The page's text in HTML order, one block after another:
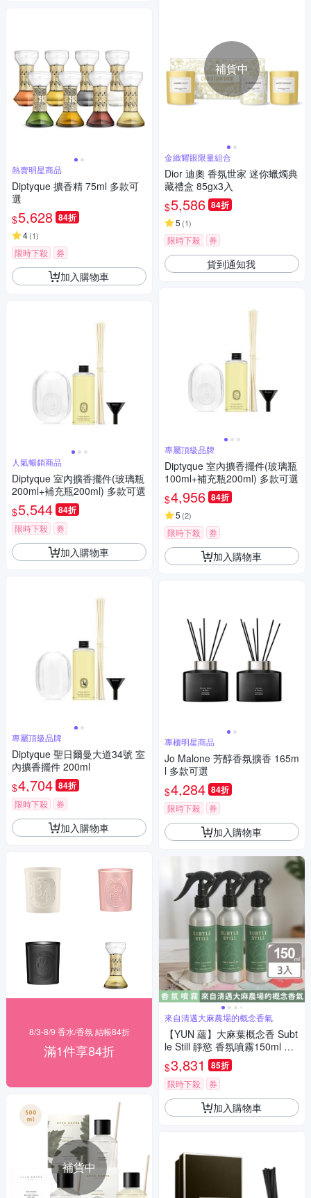
熱賣明星商品
Diptyque 擴香精 75ml 多款可
選
$5,628 84折
4(1)
限時下殺 券
加入購物車
人氣暢銷商品
Diptyque 室內擴香擺件(玻璃瓶
200ml+補充瓶200ml) 多款可選
$5,544 84折
限時下殺 券
加入購物車
專屬頂級品牌
Diptyque 聖日爾曼大道34號 室
內擴香擺件 200ml
$4,704 84折
限時下殺 券
加入購物車
8/3-8/9 香水/香氛 結帳84折
滿1件享84折
補貨中
補貨中
金緻耀眼限量組合
Dior 迪奧 香氛世家 迷你蠟燭典
藏禮盒 85gx3入
$5,586 84折
5 (1)
限時下殺 券
貨到通知我
專屬頂級品牌
Diptyque 室內擴香擺件(玻璃瓶
100ml+補充瓶200ml) 多款可選
$4,956 84折
5 (2)
限時下殺 券
加入購物車
專櫃明星商品
Jo Malone 芳醇香氛擴香 165m
l 多款可選
$4,284 84折
限時下殺 券
加入購物車
來自清邁大麻農場的概念香氣
【YUN 蘊】大麻葉概念香 Subt
le Still 靜慾 香氛噴霧150ml 三
入組(產品不含THC 與 CBD)
$3,831 85折
限時下殺 券
加入購物車